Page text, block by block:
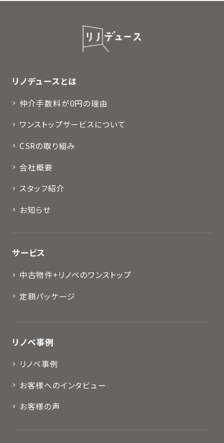
リノデュースとは
仲介手数料が0円の理由
ワンストップサービスについて
CSRの取り組み
会社概要
スタッフ紹介
お知らせ
サービス
中古物件+リノベのワンストップ
定額パッケージ
リノベ事例
リノベ事例
お客様へのインタビュー
お客様の声